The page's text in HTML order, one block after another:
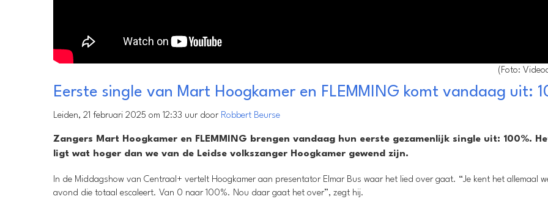
(Foto:
Eerste single van Mart Hoogkamer en FLEMMING komt vandaag uit:
Leiden, 21 februari 2025 om 12:33 uur door Robbert Beurse
Zangers Mart Hoogkamer en FLEMMING brengen vandaag hun eerste gezamenlijk single uit: 100%.
ligt wat hoger dan we van de Leidse volkszanger Hoogkamer gewend zijn.
In de Middagshow van Centraal+ vertelt Hoogkamer aan presentator Elmar Bus waar het lied over gaat. “Je kent het allemaal
avond die totaal escaleert. Van 0 naar 100%. Nou daar gaat het over”, zegt hij.